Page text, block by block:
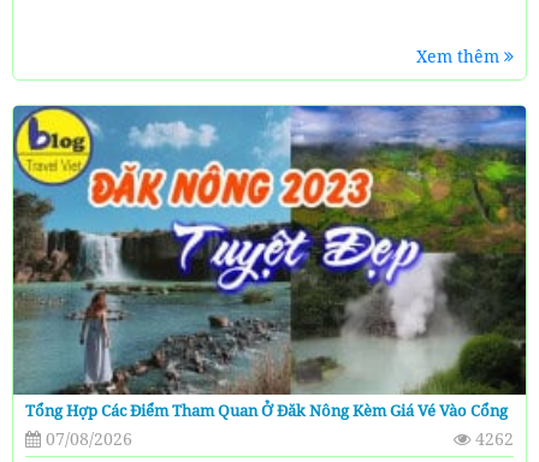
Xem thêm
Tổng Hợp Các Điểm Tham Quan Ở Đăk Nông Kèm Giá Vé Vào Cổng
07/08/2026
4262